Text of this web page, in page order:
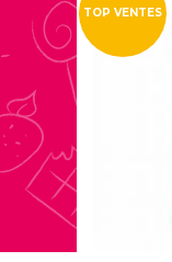
TOP VENTES